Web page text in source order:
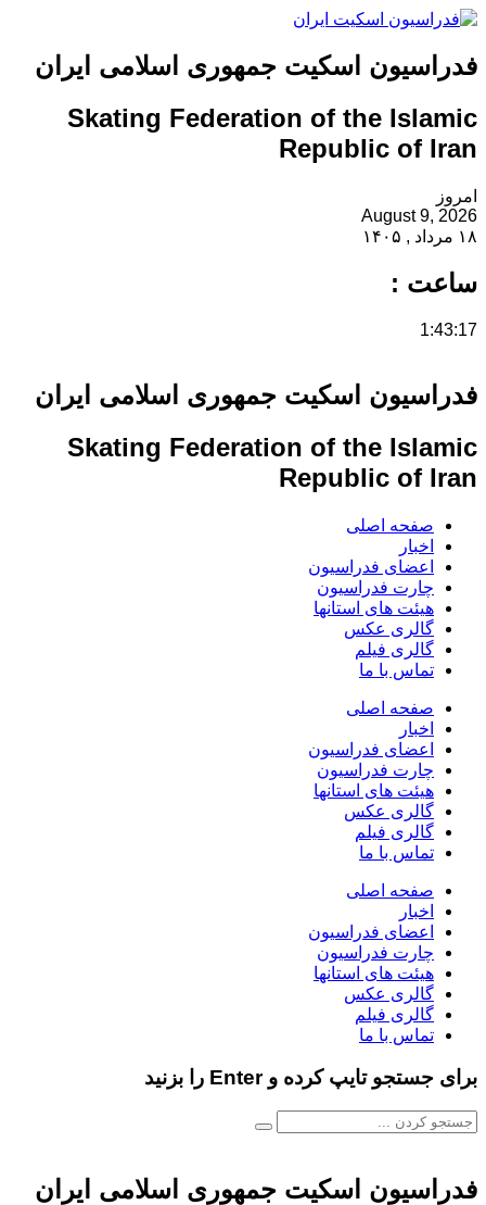
فدراسیون اسکیت جمهوری اسلامی ایران
Skating Federation of the Islamic
Republic of Iran
امروز
August 9, 2026
۱۸ مرداد , ۱۴۰۵
ساعت :
1:43:17
فدراسیون اسکیت جمهوری اسلامی ایران
Skating Federation of the Islamic
Republic of Iran
صفحه اصلی
اخبار
اعضای فدراسیون
چارت فدراسیون
هیئت های استانها
گالری عکس
گالری فیلم
تماس با ما
صفحه اصلی
اخبار
اعضای فدراسیون
چارت فدراسیون
هیئت های استانها
گالری عکس
گالری فیلم
تماس با ما
صفحه اصلی
اخبار
اعضای فدراسیون
چارت فدراسیون
هیئت های استانها
گالری عکس
گالری فیلم
تماس با ما
برای جستجو تایپ کرده و Enter را بزنید
فدراسیون اسکیت جمهوری اسلامی ایران